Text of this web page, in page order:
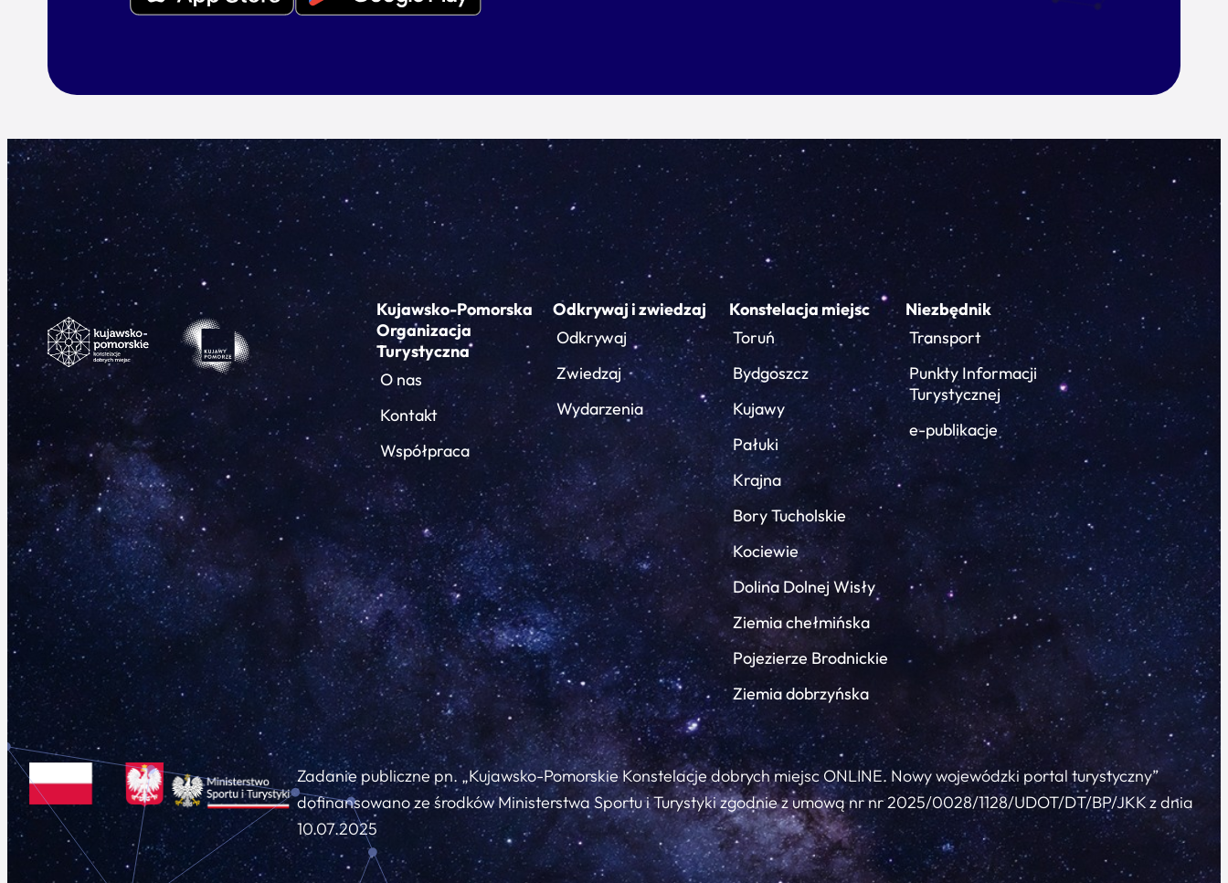
Kujawsko-Pomorska
Organizacja
Turystyczna
O nas
Kontakt
Współpraca
Odkrywaj i zwiedzaj
Odkrywaj
Zwiedzaj
Wydarzenia
Konstelacja miejsc
Toruń
Bydgoszcz
Kujawy
Pałuki
Krajna
Bory Tucholskie
Kociewie
Dolina Dolnej Wisły
Ziemia chełmińska
Pojezierze Brodnickie
Ziemia dobrzyńska
Niezbędnik
Transport
Punkty Informacji
Turystycznej
e-publikacje
Zadanie publiczne pn. „Kujawsko-Pomorskie Konstelacje dobrych miejsc ONLINE. Nowy wojewódzki portal turystyczny”
dofinansowano ze środków Ministerstwa Sportu i Turystyki zgodnie z umową nr nr 2025/0028/1128/UDOT/DT/BP/JKK z dnia
10.07.2025